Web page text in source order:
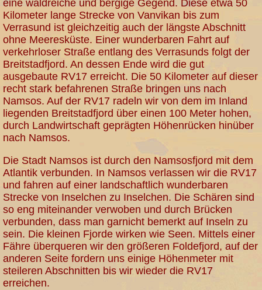
eine waldreiche und bergige Gegend. Diese etwa 50
Kilometer lange Strecke von Vanvikan bis zum
Verrasund ist gleichzeitig auch der längste Abschnitt
ohne Meeresküste. Einer wunderbaren Fahrt auf
verkehrloser Straße entlang des Verrasunds folgt der
Breitstadfjord. An dessen Ende wird die gut
ausgebaute RV17 erreicht. Die 50 Kilometer auf dieser
recht stark befahrenen Straße bringen uns nach
Namsos. Auf der RV17 radeln wir von dem im Inland
liegenden Breitstadfjord über einen 100 Meter hohen,
durch Landwirtschaft geprägten Höhenrücken hinüber
nach Namsos.
Die Stadt Namsos ist durch den Namsosfjord mit dem
Atlantik verbunden. In Namsos verlassen wir die RV17
und fahren auf einer landschaftlich wunderbaren
Strecke von Inselchen zu Inselchen. Die Schären sind
so eng miteinander verwoben und durch Brücken
verbunden, dass man garnicht bemerkt auf Inseln zu
sein. Die kleinen Fjorde wirken wie Seen. Mittels einer
Fähre überqueren wir den größeren Foldefjord, auf der
anderen Seite fordern uns einige Höhenmeter mit
steileren Abschnitten bis wir wieder die RV17
erreichen.